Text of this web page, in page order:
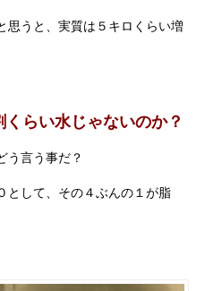
うと、実質は５キロくらい増
らい水じゃないのか？
言う事だ？
して、その４ぶんの１が脂